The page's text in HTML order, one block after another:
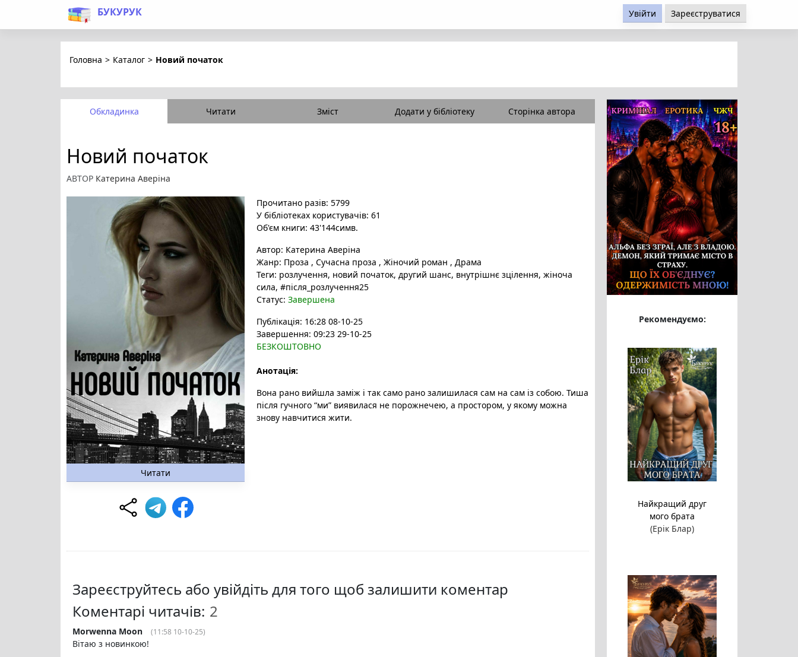
БУКУРУК Увійти Зареєструватися
Головна > Каталог > Новий початок
Обкладинка Читати Зміст Додати у бібліотеку Сторінка автора
Новий початок
АВТОР Катерина Аверіна
Читати
Прочитано разів: 5799
У бібліотеках користувачів: 61
Об'єм книги: 43'144симв.
Автор: Катерина Аверіна
Жанр: Проза , Сучасна проза , Жіночий роман , Драма
Теги: розлучення, новий початок, другий шанс, внутрішнє зцілення, жіноча
сила, #після_розлучення25
Статус: Завершена
Публікація: 16:28 08-10-25
Завершення: 09:23 29-10-25
БЕЗКОШТОВНО
Анотація:
Вона рано вийшла заміж і так само рано залишилася сам на сам із собою. Тиша
після гучного “ми” виявилася не порожнечею, а простором, у якому можна
знову навчитися жити.
Зареєструйтесь або увійдіть для того щоб залишити коментар
Коментарі читачів:
Morwenna Moon (11:58 10-10-25)
Вітаю з новинкою!
Рекомендуємо:
Найкращий друг
мого брата
(Ерік Блар)